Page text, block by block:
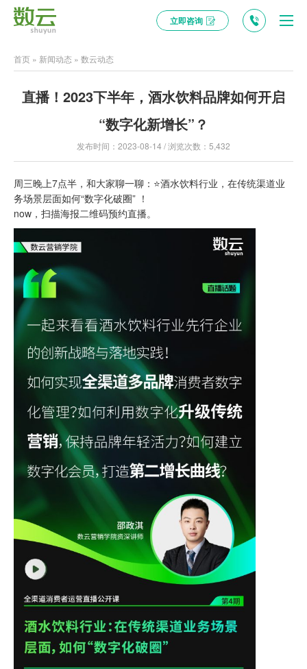
立即咨询
首页 » 新闻动态 » 数云动态
直播！2023下半年，酒水饮料品牌如何开启
“数字化新增长”？
发布时间：2023-08-14 / 浏览次数：5,432
周三晚上7点半，和大家聊一聊：⭐酒水饮料行业，在传统渠道业
务场景层面如何“数字化破圈” ！
now，扫描海报二维码预约直播。